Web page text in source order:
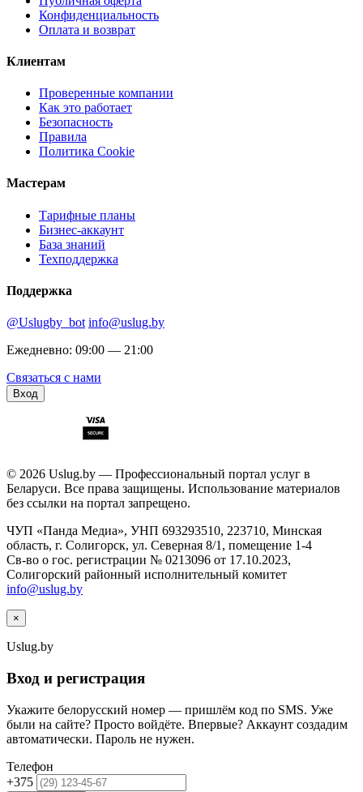
Конфиденциальность
Оплата и возврат
Клиентам
Проверенные компании
Как это работает
Безопасность
Правила
Политика Cookie
Мастерам
Тарифные планы
Бизнес-аккаунт
База знаний
Техподдержка
Поддержка
@Uslugby_bot info@uslug.by
Ежедневно: 09:00 — 21:00
Связаться с нами
Вход
© 2026 Uslug.by — Профессиональный портал услуг в
Беларуси. Все права защищены. Использование материалов
без ссылки на портал запрещено.
ЧУП «Панда Медиа», УНП 693293510, 223710, Минская
область, г. Солигорск, ул. Северная 8/1, помещение 1-4
Св-во о гос. регистрации № 0213096 от 17.10.2023,
Солигорский районный исполнительный комитет
info@uslug.by
×
Uslug.by
Вход и регистрация
Укажите белорусский номер — пришлём код по SMS. Уже
были на сайте? Просто войдёте. Впервые? Аккаунт создадим
автоматически. Пароль не нужен.
Телефон
+375